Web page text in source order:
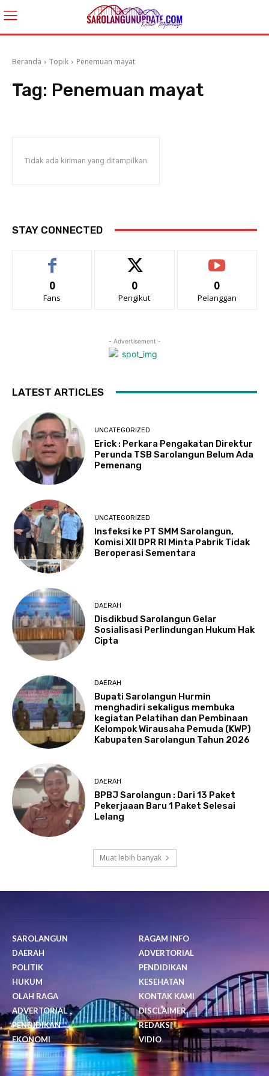
Beranda Topik Penemuan mayat
Tag: Penemuan mayat
Tidak ada kiriman yang ditampilkan
STAY CONNECTED
0
Fans
0
Pengikut
0
Pelanggan
- Advertisement -
LATEST ARTICLES
UNCATEGORIZED
Erick : Perkara Pengakatan Direktur
Perunda TSB Sarolangun Belum Ada
Pemenang
UNCATEGORIZED
Insfeksi ke PT SMM Sarolangun,
Komisi XII DPR RI Minta Pabrik Tidak
Beroperasi Sementara
DAERAH
Disdikbud Sarolangun Gelar
Sosialisasi Perlindungan Hukum Hak
Cipta
DAERAH
Bupati Sarolangun Hurmin
menghadiri sekaligus membuka
kegiatan Pelatihan dan Pembinaan
Kelompok Wirausaha Pemuda (KWP)
Kabupaten Sarolangun Tahun 2026
DAERAH
BPBJ Sarolangun : Dari 13 Paket
Pekerjaaan Baru 1 Paket Selesai
Lelang
Muat lebih banyak
SAROLANGUN
DAERAH
POLITIK
HUKUM
OLAH RAGA
ADVERTORIAL
PENDIDIKAN
EKONOMI
RAGAM INFO
ADVERTORIAL
PENDIDIKAN
KESEHATAN
KONTAK KAMI
DISCLAIMER
REDAKSI
VIDIO